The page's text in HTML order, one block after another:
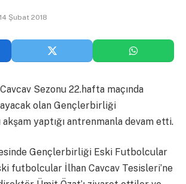
14 Şubat 2018
Sezonu 22.hafta maçında
olan Gençlerbirliği
akşam yaptığı antrenmanla devam etti.
Gençlerbirliği Eski Futbolcular
futbolcular İlhan Cavcav Tesisleri’ne